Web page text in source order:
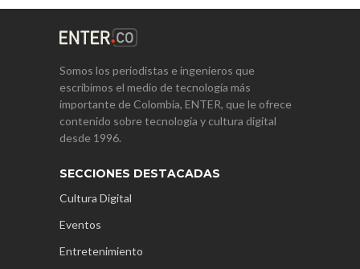
Somos los periodistas e ingenieros que
escribimos el medio de tecnología más
importante de Colombia, ENTER, que le ofrece
contenido sobre tecnología y cultura digital
desde 1996.
SECCIONES DESTACADAS
Cultura Digital
Eventos
Entretenimiento